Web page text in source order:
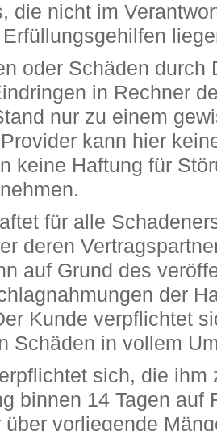
die nicht im
oder Schäden durch
in Rechner
nur zu einem
kann hier
keine Haftung für
für alle
deren
auf Grund des
der
Kunde verpflichtet
Schäden in vollem
sich, die ihm
binnen 14 Tagen auf
über vorliegende